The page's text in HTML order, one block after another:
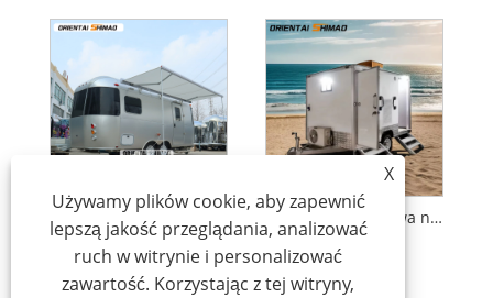
RV Trailer Truck przyczepa toaletowa na świeżym powietrzu
X
Używamy plików cookie, aby zapewnić
lepszą jakość przeglądania, analizować
ruch w witrynie i personalizować
zawartość. Korzystając z tej witryny,